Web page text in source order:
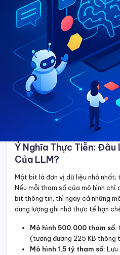
Ý Nghĩa Thực Tiễn: Đâu
Của LLM?
Một bit là đơn vị dữ liệu nhỏ
Nếu mỗi tham số của mô hình chỉ
bit thông tin, thì ngay cả những
dung lượng ghi nhớ thực tế hạn
Mô hình 500.000 tham số:
(tương đương 225 KB thông
Mô hình 1,5 tỷ tham số: Lưu